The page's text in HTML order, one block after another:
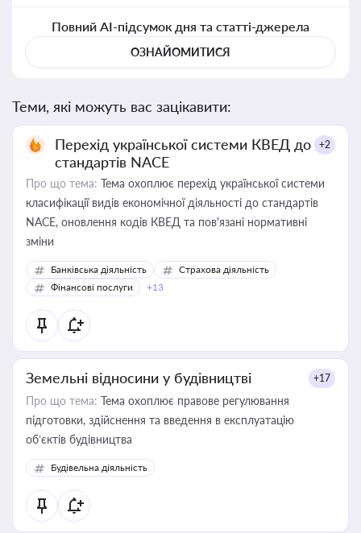
Повний AI-підсумок дня та статті-джерела
ОЗНАЙОМИТИСЯ
Теми, які можуть вас зацікавити:
Перехід української системи КВЕД до
стандартів NACE
+2
Про що тема: Тема охоплює перехід української системи
класифікації видів економічної діяльності до стандартів
NACE, оновлення кодів КВЕД та пов'язані нормативні
зміни
Банківська діяльність
Страхова діяльність
Фінансові послуги
+13
Земельні відносини у будівництві +17
Про що тема: Тема охоплює правове регулювання
підготовки, здійснення та введення в експлуатацію
об’єктів будівництва
Будівельна діяльність